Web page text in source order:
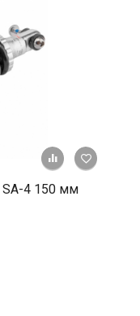
+ К
SA-4 150 мм